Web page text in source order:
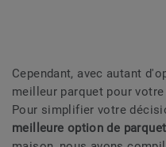
Cependant, avec autant
meilleur parquet pour
Pour simplifier votre
meilleure option de parquet